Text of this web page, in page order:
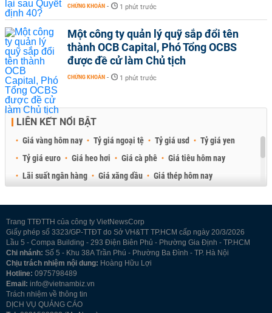
CHỨNG KHOÁN - 1 phút trước
Một công ty quản lý quỹ sắp đổi tên
thành OCB Capital, Phó Tổng OCBS
được đề cử làm Chủ tịch
CHỨNG KHOÁN - 1 phút trước
LIÊN KẾT NỔI BẬT
Giá vàng hôm nay Tỷ giá ngoại tệ Tỷ giá usd
Tỷ giá yen
Tỷ giá euro
Giá heo hơi Giá cà phê
Giá tiêu hôm nay
Lãi suất ngân hàng
Giá xăng dầu
Giá thép hôm nay
Trang TTĐTTH của công ty VietNewsCorp
Giấy phép số 3323/GP-TTĐT do Sở VH&TT TP.HCM cấp ngày 20/3/2026
Lầu 5 - Compa Building - 293 Điện Biên Phủ - Phường Gia Định - TP.HCM
Chi nhánh: Số 5 - Khu 38A Trần Phú - Phường Ba Đình - TP. Hà Nội
Chịu trách nhiệm nội dung: Hoàng Hữu Lợi
Hotline: 0975798489
Email: info@vietnambiz.vn
Trách nhiệm về thông tin
DỊCH VỤ QUẢNG CÁO